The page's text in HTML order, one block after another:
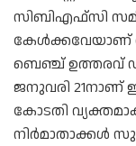
സിബിഎഫ്സി
കേള്‍ക്കവേയാണ്
ബെഞ്ച് ഉത്തരവ്
ജനുവരി 21നാണ്
കോടതി
നിര്‍മാതാക്കള്‍